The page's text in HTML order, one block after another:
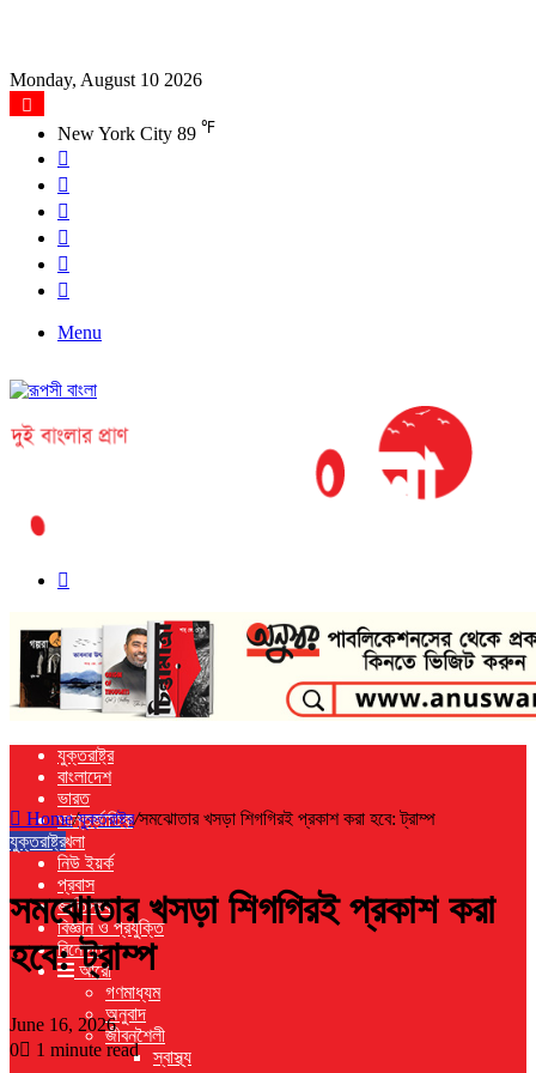
Monday, August 10 2026
New York City 89 ℉
Menu
যুক্তরাষ্ট্র
বাংলাদেশ
ভারত
আন্তর্জাতিক
খেলা
নিউ ইয়র্ক
প্রবাস
জাতিসংঘ
বিজ্ঞান ও প্রযুক্তি
বিনোদন
আরো
গণমাধ্যম
অনুবাদ
জীবনশৈলী
স্বাস্থ্য
Home/যুক্তরাষ্ট্র/সমঝোতার খসড়া শিগগিরই প্রকাশ করা হবে: ট্রাম্প
যুক্তরাষ্ট্র
সমঝোতার খসড়া শিগগিরই প্রকাশ করা
হবে: ট্রাম্প
June 16, 2026
0
1 minute read